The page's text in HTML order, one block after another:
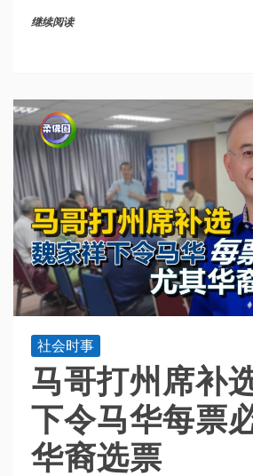
继续阅读
社会时事
马哥打州席补
下令马华每票
华裔选票